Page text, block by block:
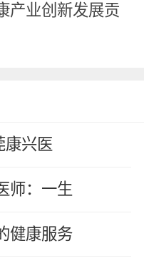
产业创新发展贡
康兴医
师：一生
健康服务